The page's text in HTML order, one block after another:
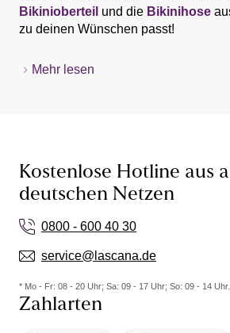
Bikinioberteil und die Bikinihose
zu deinen Wünschen passt!
sexy-schick heißt das Credo von
Venice Beach Mixkinis- Das
modebewusste Frauen
den Strand
Bench.- Lässige Bademode aus
Mehr lesen
Kostenlose Hotline aus
deutschen Netzen
0800 - 600 40 30
service@lascana.de
* Mo - Fr: 08 - 20 Uhr; Sa: 09 - 17 Uhr; So: 09 - 14 Uhr.
Zahlarten